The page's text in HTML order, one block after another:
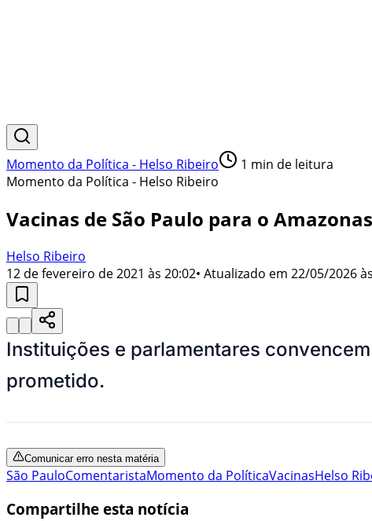
Momento da Política - Helso Ribeiro 1 min de leitura
Momento da Política - Helso Ribeiro
Vacinas de São Paulo para o Amazonas
Helso Ribeiro
12 de fevereiro de 2021 às 20:02• Atualizado em 22/05/2026
Instituições e parlamentares
prometido.
Comunicar erro nesta matéria
São PauloComentaristaMomento da PolíticaVacinasHelso
Compartilhe esta notícia